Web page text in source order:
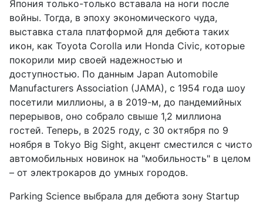
Япония только-только вставала на ноги после
войны. Тогда, в эпоху экономического чуда,
выставка стала платформой для дебюта таких
икон, как Toyota Corolla или Honda Civic, которые
покорили мир своей надежностью и
доступностью. По данным Japan Automobile
Manufacturers Association (JAMA), с 1954 года шоу
посетили миллионы, а в 2019-м, до пандемийных
перерывов, оно собрало свыше 1,2 миллиона
гостей. Теперь, в 2025 году, с 30 октября по 9
ноября в Tokyo Big Sight, акцент сместился с чисто
автомобильных новинок на "мобильность" в целом
– от электрокаров до умных городов.
Parking Science выбрала для дебюта зону Startup